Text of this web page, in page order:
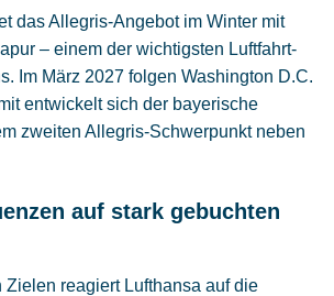
das Allegris-Angebot im Winter mit
– einem der wichtigsten Luftfahrt-
Im März 2027 folgen Washington D.C.
entwickelt sich der bayerische
zweiten Allegris-Schwerpunkt neben
auf stark gebuchten
Zielen reagiert Lufthansa auf die